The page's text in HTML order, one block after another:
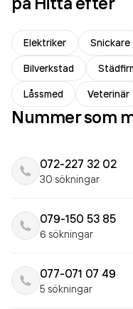
Elektriker Snickare
Bilverkstad
Låssmed
Veterinär
Nummer som
072-227 32 02
30 sökningar
079-150 53 85
6 sökningar
077-071 07 49
5 sökningar